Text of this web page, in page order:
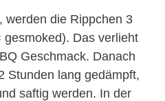
werden die Rippchen 3
Das verlieht
Geschmack. Danach
Stunden lang gedämpft,
saftig werden. In der